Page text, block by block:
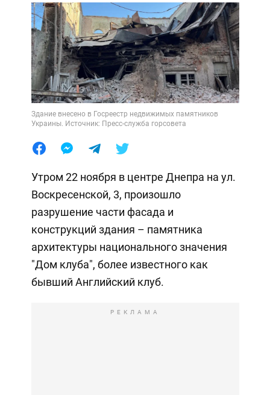
Здание внесено в Госреестр недвижимых памятников
Украины. Источник: Пресс-служба горсовета
Утром 22 ноября в центре Днепра на ул.
Воскресенской, 3, произошло
разрушение части фасада и
конструкций здания – памятника
архитектуры национального значения
"Дом клуба", более известного как
бывший Английский клуб.
РЕКЛАМА